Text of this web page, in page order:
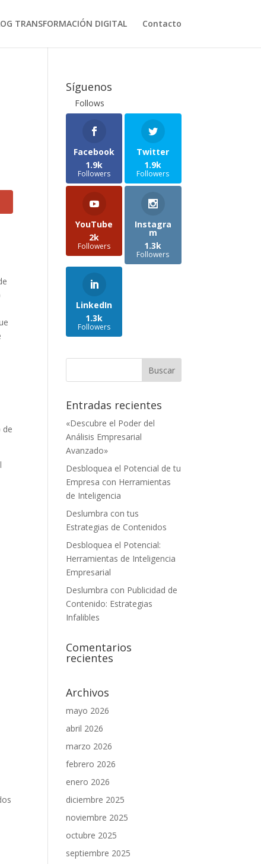
TRANSFORMACIÓN DIGITAL Contacto
de
Síguenos
Follows
Facebook
1.9k
Followers
Twitter
1.9k
Followers
YouTube
2k
Followers
Instagra
m
1.3k
Followers
LinkedIn
1.3k
Followers
Entradas recientes
«Descubre el Poder del
Análisis Empresarial
Avanzado»
Desbloquea el Potencial de tu
Empresa con Herramientas
de Inteligencia
Deslumbra con tus
Estrategias de Contenidos
Desbloquea el Potencial:
Herramientas de Inteligencia
Empresarial
Deslumbra con Publicidad de
Contenido: Estrategias
Infalibles
Comentarios
recientes
Archivos
mayo 2026
abril 2026
marzo 2026
febrero 2026
enero 2026
diciembre 2025
noviembre 2025
octubre 2025
septiembre 2025